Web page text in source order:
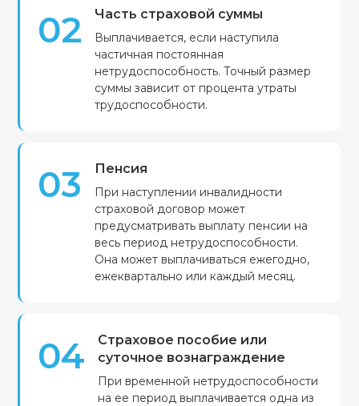
02 Часть страховой суммы
Выплачивается, если наступила
частичная постоянная
нетрудоспособность. Точный размер
суммы зависит от процента утраты
трудоспособности.
03 Пенсия
При наступлении инвалидности
страховой договор может
предусматривать выплату пенсии на
весь период нетрудоспособности.
Она может выплачиваться ежегодно,
ежеквартально или каждый месяц.
04
Страховое пособие или
суточное вознаграждение
При временной нетрудоспособности
на ее период выплачивается одна из